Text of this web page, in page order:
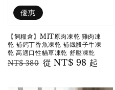
優惠
【飼糧倉】MIT原肉凍乾 雞肉凍
乾 補鈣丁香魚凍乾 補鐡骰子牛凍
乾 高適口性貓草凍乾 舒壓凍乾
Regular
NT$ 380 Sale
從NT$ 98 起